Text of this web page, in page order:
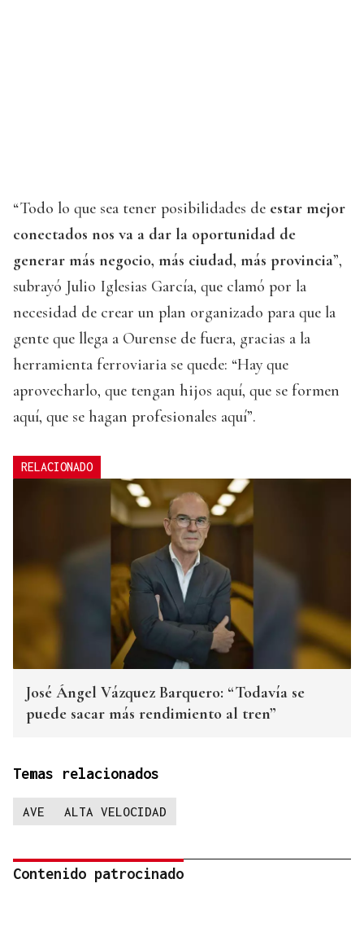
“Todo lo que sea tener posibilidades de estar mejor
conectados nos va a dar la oportunidad de
generar más negocio, más ciudad, más provincia”,
subrayó Julio Iglesias García, que clamó por la
necesidad de crear un plan organizado para que la
gente que llega a Ourense de fuera, gracias a la
herramienta ferroviaria se quede: “Hay que
aprovecharlo, que tengan hijos aquí, que se formen
aquí, que se hagan profesionales aquí”.
RELACIONADO
José Ángel Vázquez Barquero: “Todavía se
puede sacar más rendimiento al tren”
Temas relacionados
AVE ALTA VELOCIDAD
Contenido patrocinado